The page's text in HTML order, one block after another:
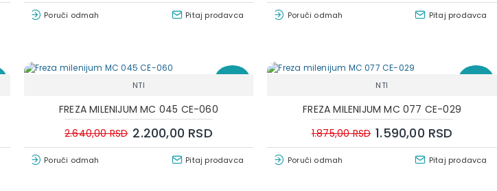
Poruči odmah Pitaj prodavca Poruči odmah Pitaj prodavca
NTI
FREZA MILENIJUM MC 045 CE-060
2.200,00 RSD
2.640,00 RSD
Poruči odmah Pitaj prodavca
NTI
FREZA MILENIJUM MC 077 CE-029
1.590,00 RSD
1.875,00 RSD
Poruči odmah Pitaj prodavca